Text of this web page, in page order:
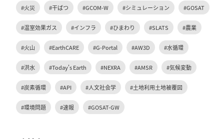
#火災 #干ばつ #GCOM-W #シミュレーション #GOSAT
#温室効果ガス #インフラ #ひまわり #SLATS #農業
#火山 #EarthCARE #G-Portal #AW3D #水循環
#洪水 #Today's Earth #NEXRA #AMSR #気候変動
#炭素循環 #API #人文社会学 #土地利用土地被覆図
#環境問題 #速報 #GOSAT-GW